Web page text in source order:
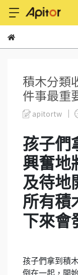
積木分類
件事最重
apitortw
孩子們
興奮地
及待地
所有積
下來會
孩子們拿到積
倒在一起，開